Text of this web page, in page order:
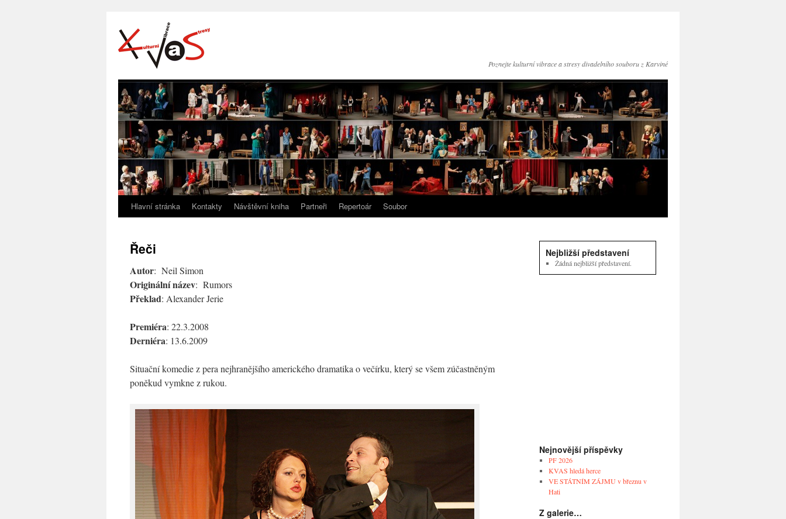
Poznejte kulturní vibrace a stresy divadelního souboru z Karviné
Hlavní stránka Kontakty Návštěvní kniha Partneři Repertoár Soubor
Řeči
Autor: Neil Simon
Originální název: Rumors
Překlad: Alexander Jerie
Premiéra: 22.3.2008
Derniéra: 13.6.2009
Situační komedie z pera nejhranějšího amerického dramatika o večírku, který se všem zúčastněným
poněkud vymkne z rukou.
Nejbližší představení
Žádná nejbližší představení.
Nejnovější příspěvky
PF 2026
KVAS hledá herce
VE STÁTNÍM ZÁJMU v březnu v
Hati
Z galerie…